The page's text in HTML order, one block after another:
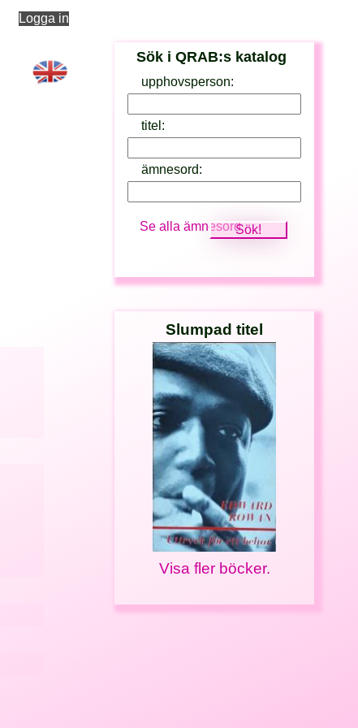
Logga in
Sök i QRAB:s katalog
upphovsperson:
titel:
ämnesord:
Se alla ämnesord
Slumpad titel
Visa fler böcker.